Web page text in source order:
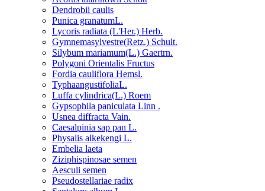
Dendrobii caulis
Punica granatumL.
Lycoris radiata (L'Her.) Herb.
Gymnemasylvestre(Retz.) Schult.
Silybum mariamum(L.) Gaertrn.
Polygoni Orientalis Fructus
Fordia cauliflora Hemsl.
TyphaangustifoliaL.
Luffa cylindrica(L.) Roem
Gypsophila paniculata Linn .
Usnea diffracta Vain.
Caesalpinia sap pan L.
Physalis alkekengi L.
Embelia laeta
Ziziphispinosae semen
Aesculi semen
Pseudostellariae radix